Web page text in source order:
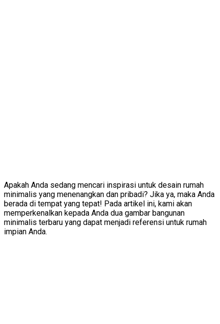
Apakah Anda sedang mencari inspirasi untuk desain rumah
minimalis yang menenangkan dan pribadi? Jika ya, maka Anda
berada di tempat yang tepat! Pada artikel ini, kami akan
memperkenalkan kepada Anda dua gambar bangunan
minimalis terbaru yang dapat menjadi referensi untuk rumah
impian Anda.